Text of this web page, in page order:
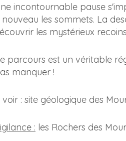
incontournable pause
nouveau les sommets. La
les mystérieux
parcours est un véritable
manquer !
voir : site géologique des
: les Rochers des